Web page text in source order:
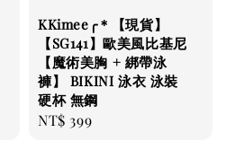
KKimee╭＊【現貨】
【SG141】歐美風比基尼
【魔術美胸 + 綁帶泳
褲】 BIKINI 泳衣 泳裝
硬杯 無鋼
Regular
NT$ 399